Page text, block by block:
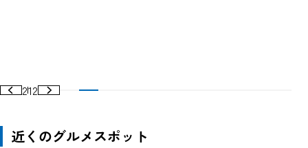
212
近くのグルメスポット